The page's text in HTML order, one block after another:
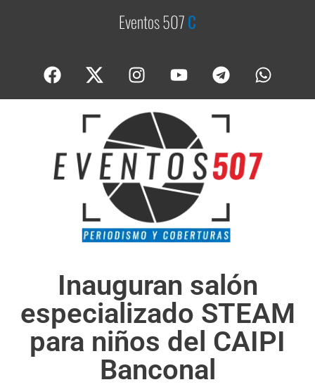
Eventos 507Cob
Inauguran salón
especializado STEAM
para niños del CAIPI
Banconal